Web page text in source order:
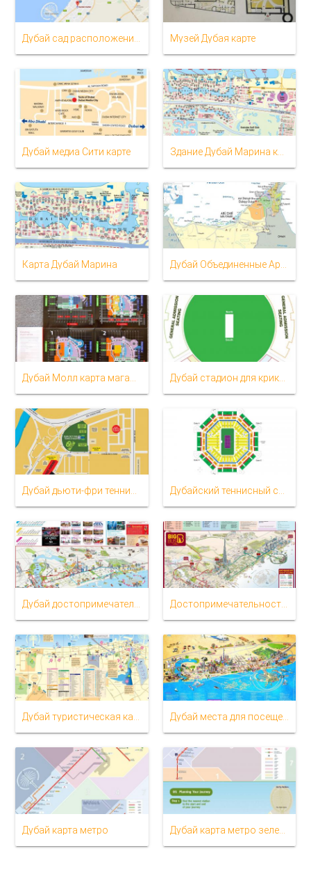
Музей Дубая карте
Дубай медиа Сити карте Здание Дубай Марина карта
Карта Дубай Марина
Дубай стадион для крикета карте
Достопримечательности Дубая карте
Дубай туристическая карта Дубай места для посещения на карте
Дубай карта метро Дубай карта метро зеленой линии